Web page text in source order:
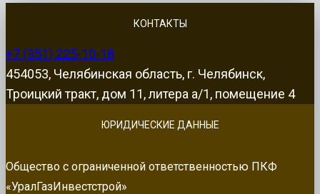
КОНТАКТЫ
+7 (351) 225-10-18
454053, Челябинская область, г. Челябинск,
Троицкий тракт, дом 11, литера а/1, помещение 4
ЮРИДИЧЕСКИЕ ДАННЫЕ
Общество с ограниченной ответственностью ПКФ
«УралГазИнвестстрой»